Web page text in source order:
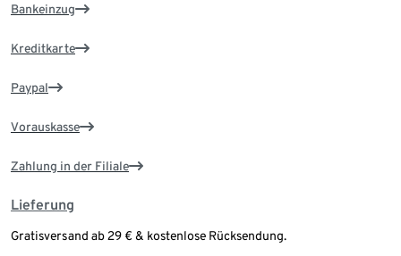
Bankeinzug
Kreditkarte
Paypal
Vorauskasse
Zahlung in der Filiale
Lieferung
Gratisversand ab 29 € & kostenlose Rücksendung.